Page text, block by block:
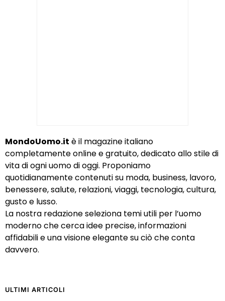
MondoUomo.it è il magazine italiano
completamente online e gratuito, dedicato allo stile di
vita di ogni uomo di oggi. Proponiamo
quotidianamente contenuti su moda, business, lavoro,
benessere, salute, relazioni, viaggi, tecnologia, cultura,
gusto e lusso.
La nostra redazione seleziona temi utili per l’uomo
moderno che cerca idee precise, informazioni
affidabili e una visione elegante su ciò che conta
davvero.
ULTIMI ARTICOLI